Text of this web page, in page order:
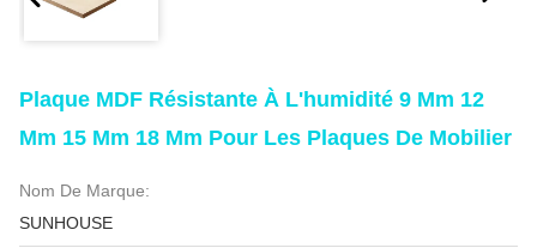
Plaque MDF Résistante À L'humidité 9 Mm 12
Mm 15 Mm 18 Mm Pour Les Plaques De Mobilier
Nom De Marque:
SUNHOUSE